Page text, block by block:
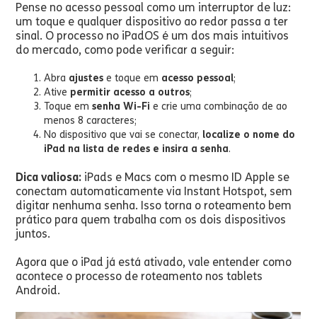
Pense no acesso pessoal como um interruptor de luz:
um toque e qualquer dispositivo ao redor passa a ter
sinal. O processo no iPadOS é um dos mais intuitivos
do mercado, como pode verificar a seguir:
Abra ajustes e toque em acesso pessoal;
Ative permitir acesso a outros;
Toque emsenha Wi-Fi e crie uma combinação de ao
menos 8 caracteres;
No dispositivo que vai se conectar, localize o nome do
iPad na lista de redes e insira a senha.
Dica valiosa: iPads e Macs com o mesmo ID Apple se
conectam automaticamente via Instant Hotspot, sem
digitar nenhuma senha. Isso torna o roteamento bem
prático para quem trabalha com os dois dispositivos
juntos.
Agora que o iPad já está ativado, vale entender como
acontece o processo de roteamento nos tablets
Android.